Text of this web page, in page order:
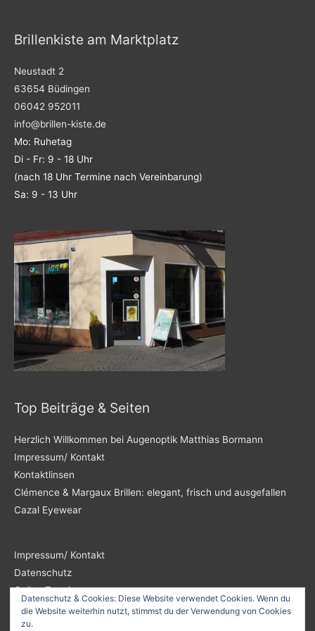
Brillenkiste am Marktplatz
Neustadt 2
63654 Büdingen
06042 952011
info@brillen-kiste.de
Mo: Ruhetag
Di - Fr: 9 - 18 Uhr
(nach 18 Uhr Termine nach Vereinbarung)
Sa: 9 - 13 Uhr
Top Beiträge & Seiten
Herzlich Willkommen bei Augenoptik Matthias Bormann
Impressum/ Kontakt
Kontaktlinsen
Clémence & Margaux Brillen: elegant, frisch und ausgefallen
Cazal Eyewear
Impressum/ Kontakt
Datenschutz
Online Termin
Datenschutz & Cookies: Diese Website verwendet Cookies. Wenn du
die Website weiterhin nutzt, stimmst du der Verwendung von Cookies
zu.